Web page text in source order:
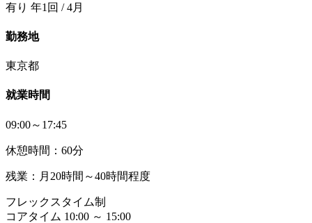
有り 年1回 / 4月
勤務地
東京都
就業時間
09:00～17:45
休憩時間：60分
残業：月20時間～40時間程度
フレックスタイム制
コアタイム 10:00 ～ 15:00